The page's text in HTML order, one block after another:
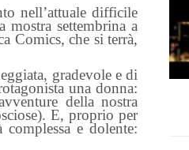
nell’attuale difficile
settembrina a
Comics, che si terrà,
gradevole e di
una donna:
della nostra
E, proprio per
e dolente: